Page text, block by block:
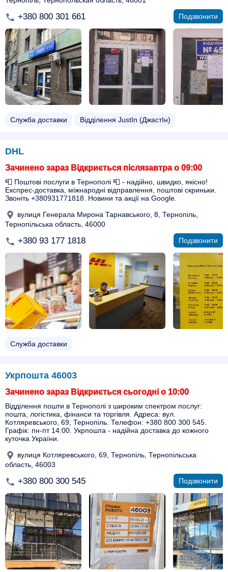
+380 800 301 661 Подзвонити
Служба доставки Відділення JustIn (ДжастІн)
DHL
Зачинено зараз Відкриється післязавтра о 09:00
📮 Поштові послуги в Тернополі 📮 - надійно, швидко, якісно!
Експрес-доставка, міжнародні відправлення, поштові скриньки.
Звоніть +380931771818. Новини та акції на Google.
вулиця Генерала Мирона Тарнавського, 8, Тернопіль,
Тернопільська область, 46000
+380 93 177 1818 Подзвонити
Служба доставки
Укрпошта 46003
Зачинено зараз Відкриється сьогодні о 10:00
Відділення пошти в Тернополі з широким спектром послуг:
пошта, логістика, фінанси та торгівля. Адреса: вул.
Котляревського, 69, Тернопіль. Телефон: +380 800 300 545.
Графік: пн-пт 14:00. Укрпошта - надійна доставка до кожного
куточка України.
вулиця Котляревського, 69, Тернопіль, Тернопільська
область, 46003
+380 800 300 545 Подзвонити